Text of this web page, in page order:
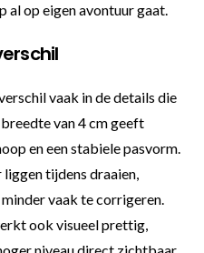
al op eigen avontuur gaat.
vaak in de details die
van 4 cm geeft
en een stabiele pasvorm.
tijdens draaien,
vaak te corrigeren.
ook visueel prettig,